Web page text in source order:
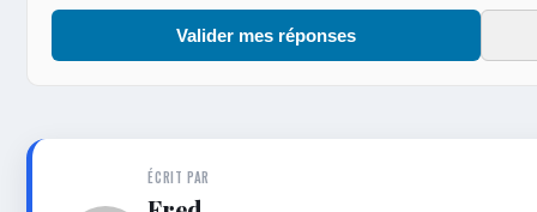
Valider mes réponses
ÉCRIT PAR